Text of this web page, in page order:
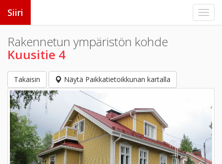
Siiri
Rakennetun ympäristön kohde
Kuusitie 4
Takaisin Näytä Paikkatietoikkunan kartalla